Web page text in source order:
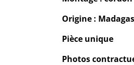
Origine :
Pièce unique
Photos